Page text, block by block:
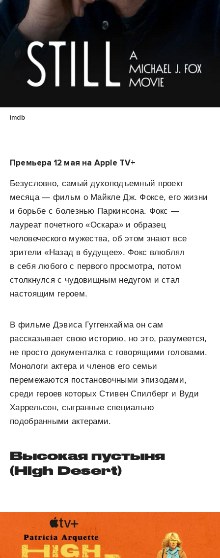
imdb
Премьера 12 мая на Apple TV+
Безусловно, самый духоподъемный проект
месяца — фильм о Майкле Дж. Фоксе, его жизни
и борьбе с болезнью Паркинсона. Фокс —
лауреат почетного «Оскара» и образец
человеческого мужества, об этом знают все
зрители «Назад в будущее». Фокс влюблял
в себя любого с первого просмотра, потом
столкнулся с чудовищным недугом и стал
настоящим героем.
В фильме Дэвиса Гуггенхайма он сам
рассказывает свою историю, но это, разумеется,
не просто документалка с говорящими головами.
Монологи актера и членов его семьи
перемежаются постановочными эпизодами,
среди героев которых Стивен Спилберг и Вуди
Харрельсон, сыгранные специально
подобранными актерами.
Высокая пустыня
(High Desert)